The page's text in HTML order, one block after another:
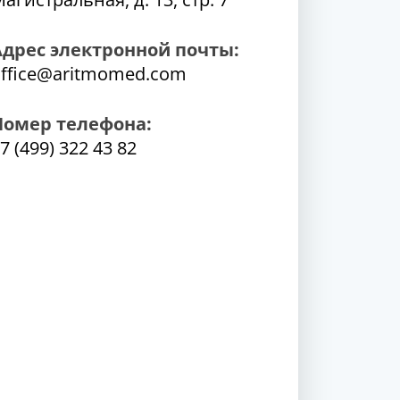
электронной почты:
телефона:
(499) 322 43 82